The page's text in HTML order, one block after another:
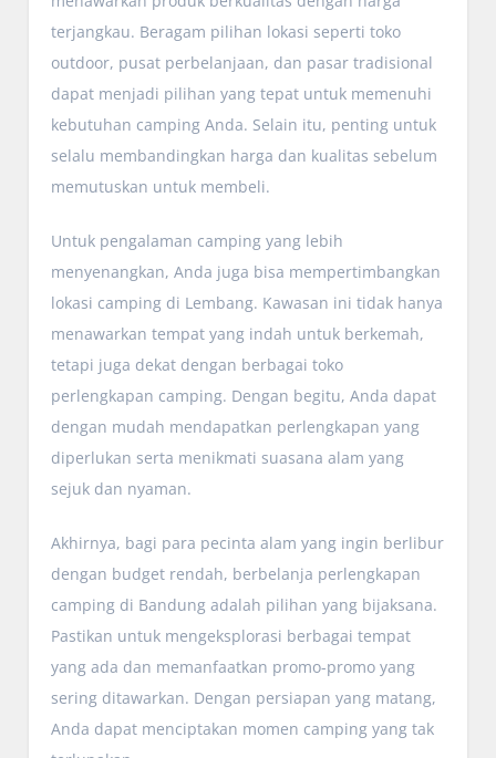
terjangkau. Beragam pilihan lokasi seperti toko
outdoor, pusat perbelanjaan, dan pasar tradisional
dapat menjadi pilihan yang tepat untuk memenuhi
kebutuhan camping Anda. Selain itu, penting untuk
selalu membandingkan harga dan kualitas sebelum
memutuskan untuk membeli.
Untuk pengalaman camping yang lebih
menyenangkan, Anda juga bisa mempertimbangkan
lokasi camping di Lembang. Kawasan ini tidak hanya
menawarkan tempat yang indah untuk berkemah,
tetapi juga dekat dengan berbagai toko
perlengkapan camping. Dengan begitu, Anda dapat
dengan mudah mendapatkan perlengkapan yang
diperlukan serta menikmati suasana alam yang
sejuk dan nyaman.
Akhirnya, bagi para pecinta alam yang ingin berlibur
dengan budget rendah, berbelanja perlengkapan
camping di Bandung adalah pilihan yang bijaksana.
Pastikan untuk mengeksplorasi berbagai tempat
yang ada dan memanfaatkan promo-promo yang
sering ditawarkan. Dengan persiapan yang matang,
Anda dapat menciptakan momen camping yang tak